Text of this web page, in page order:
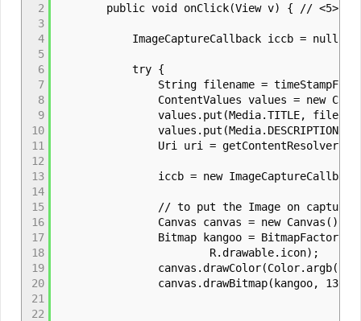
2
3
4
5
6
7
8
9
10
11
12
13
14
15
16
17
18
19
20
21
22
public void onClick(View v) { // <5>
ImageCaptureCallback iccb = null;
try {
String filename =
ContentValues values = new
values.put(Media.TITLE,
Uri uri =
iccb = new ImageCaptureCallback(
// to put the Image on captured
Canvas canvas = new Canvas();
Bitmap kangoo =
R.drawable.icon);
canvas.drawColor(Color.argb(160,
canvas.drawBitmap(kangoo, 130,